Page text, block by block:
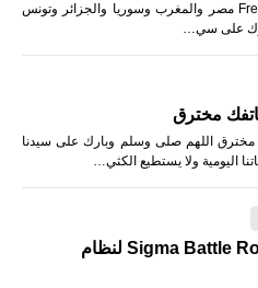
اكواد اعلام الدول فى فري فاير Free Fire مصر والمغرب وسوريا والجزائر وتونس
على سي…
مخترق
اللهم صلى وسلم وبارك على سيدنا
اليومية ولا يستطيع الكثي…
تنزيل Sigma Battle Royale Apk لنظام